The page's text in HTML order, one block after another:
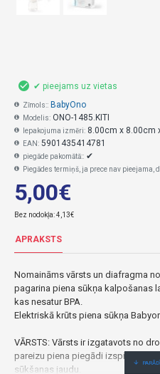
5,00€
Bez nodokļa: 4,13€
✔ pieejams uz vietas
Zīmols:: BabyOno
Modelis: ONO-1485.KITI
Iepakojuma izmēri: 8.00cm x 8.00cm
EAN: 5901435414781
piegāde pakomātā:: ✔
Piegādes termiņš, ja prece nav pieejama,
APRAKSTS
Nomaināms vārsts un diafragma
pagarina piena sūkņa kalpošanas
kas nesatur BPA.
Elektriskā krūts piena sūkņa
VĀRSTS: Vārsts ir izgatavots no
pareizu piena piegādi izspiešanas
sūkšanas jaudu.